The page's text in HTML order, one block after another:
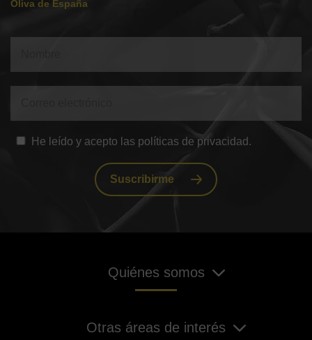
He leído y acepto las políticas de privacidad.
Suscribirme
Oliva de España
Quiénes somos
Otras áreas de interés